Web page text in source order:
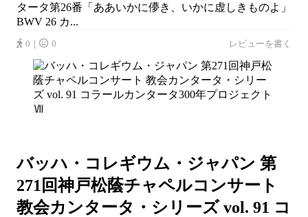
タータ第26番「ああいかに儚き、いかに虚しきものよ」
BWV 26 カ...
0｜ 0 レビューを書く
バッハ・コレギウム・ジャパン 第
271回神戸松蔭チャペルコンサート
教会カンタータ・シリーズ vol. 91 コ